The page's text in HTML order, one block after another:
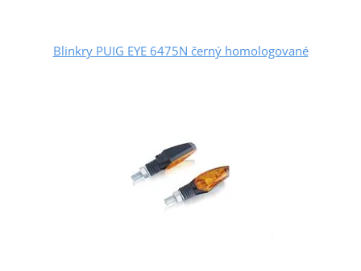
Blinkry PUIG EYE 6475N černý homologované